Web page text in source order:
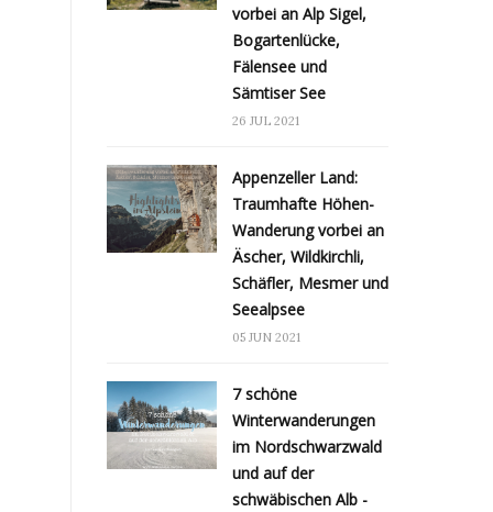
vorbei an Alp Sigel,
Bogartenlücke,
Fälensee und
Sämtiser See
26 JUL 2021
Appenzeller Land:
Traumhafte Höhen-
Wanderung vorbei an
Äscher, Wildkirchli,
Schäfler, Mesmer und
Seealpsee
05 JUN 2021
7 schöne
Winterwanderungen
im Nordschwarzwald
und auf der
schwäbischen Alb -